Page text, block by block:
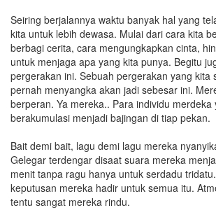
Seiring berjalannya waktu banyak hal yang
kita untuk lebih dewasa. Mulai dari cara kita
berbagi cerita, cara mengungkapkan cinta,
untuk menjaga apa yang kita punya. Begitu
pergerakan ini. Sebuah pergerakan yang kita
pernah menyangka akan jadi sebesar ini.
berperan. Ya mereka.. Para individu merdeka
berakumulasi menjadi bajingan di tiap pekan.
Bait demi bait, lagu demi lagu mereka
Gelegar terdengar disaat suara mereka
menit tanpa ragu hanya untuk serdadu
keputusan mereka hadir untuk semua itu.
tentu sangat mereka rindu.